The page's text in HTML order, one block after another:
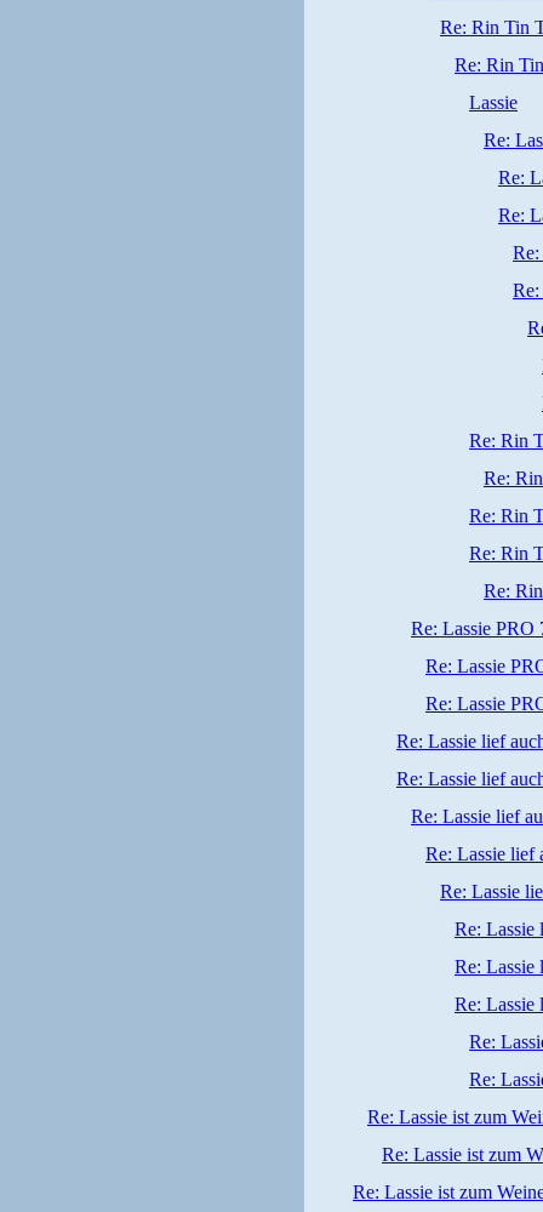
Re: Rin Tin
Re: Rin
Lassie
Re:
Re:
Re:
Re:
Re:
Re: Rin
Re:
Re: Rin
Re: Rin
Re:
Re: Lassie PRO
Re: Lassie
Re: Lassie
Re: Lassie lief
Re: Lassie lief
Re: Lassie lief
Re: Lassie lief
Re: Lassie
Re: Lassie
Re: Lassie
Re: Lassie
Re:
Re:
Re: Lassie ist zum
Re: Lassie ist zum
Re: Lassie ist zum